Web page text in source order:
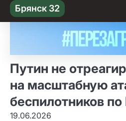
Skip
to content
Брянск 32
Путин не
на масштабную
беспилотников
19.06.2026